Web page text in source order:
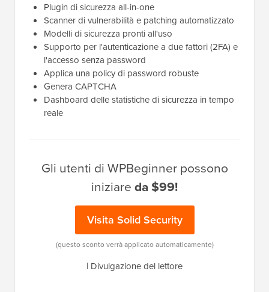
Plugin di sicurezza all-in-one
Scanner di vulnerabilità e patching automatizzato
Modelli di sicurezza pronti all'uso
Supporto per l'autenticazione a due fattori (2FA) e
l'accesso senza password
Applica una policy di password robuste
Genera CAPTCHA
Dashboard delle statistiche di sicurezza in tempo
reale
Gli utenti di WPBeginner possono
iniziareda $99!
Visita Solid Security
(questo sconto verrà applicato automaticamente)
| Divulgazione del lettore